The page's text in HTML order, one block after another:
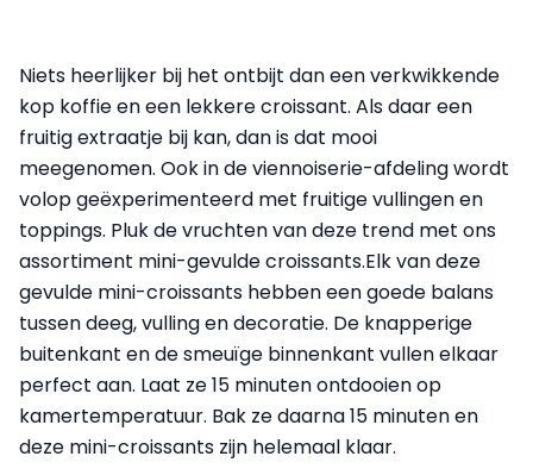
Niets heerlijker bij het ontbijt dan een verkwikkende
kop koffie en een lekkere croissant. Als daar een
fruitig extraatje bij kan, dan is dat mooi
meegenomen. Ook in de viennoiserie-afdeling wordt
volop geëxperimenteerd met fruitige vullingen en
toppings. Pluk de vruchten van deze trend met ons
assortiment mini-gevulde croissants.Elk van deze
gevulde mini-croissants hebben een goede balans
tussen deeg, vulling en decoratie. De knapperige
buitenkant en de smeuïge binnenkant vullen elkaar
perfect aan. Laat ze 15 minuten ontdooien op
kamertemperatuur. Bak ze daarna 15 minuten en
deze mini-croissants zijn helemaal klaar.